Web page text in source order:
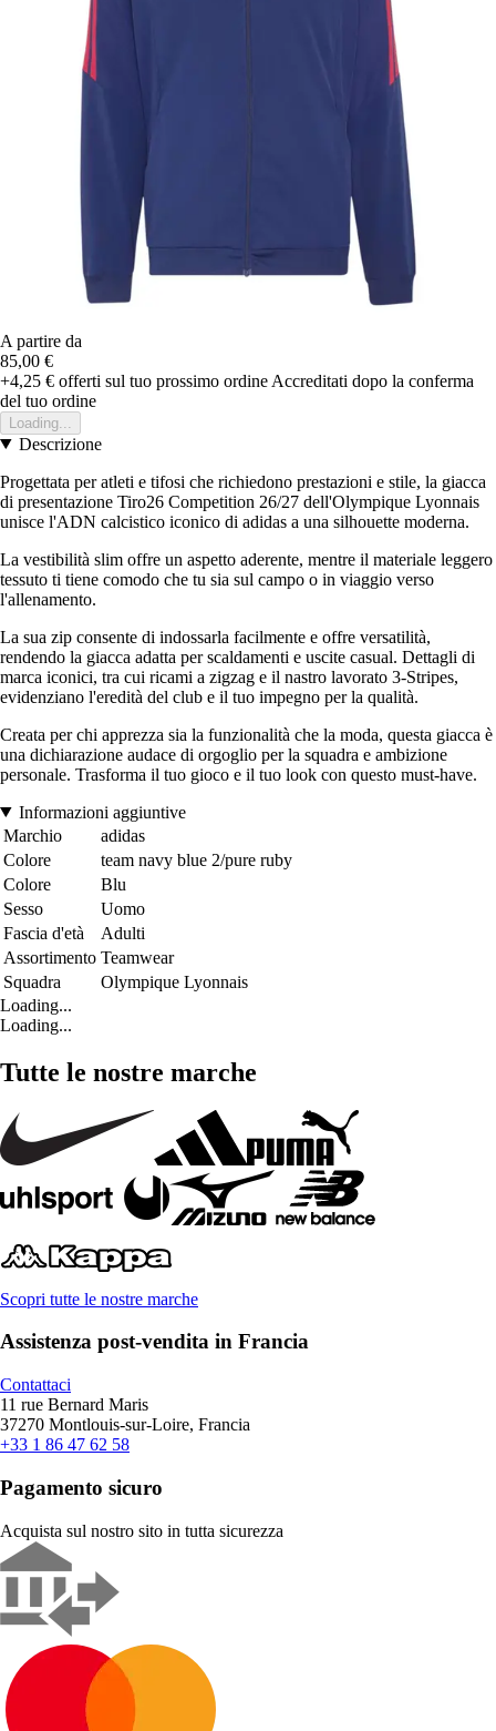
A partire da
85,00 €
+4,25 € offerti sul tuo prossimo ordine Accreditati dopo la conferma
del tuo ordine
Loading...
Descrizione
Progettata per atleti e tifosi che richiedono prestazioni e stile, la giacca
di presentazione Tiro26 Competition 26/27 dell'Olympique Lyonnais
unisce l'ADN calcistico iconico di adidas a una silhouette moderna.
La vestibilità slim offre un aspetto aderente, mentre il materiale leggero
tessuto ti tiene comodo che tu sia sul campo o in viaggio verso
l'allenamento.
La sua zip consente di indossarla facilmente e offre versatilità,
rendendo la giacca adatta per scaldamenti e uscite casual. Dettagli di
marca iconici, tra cui ricami a zigzag e il nastro lavorato 3-Stripes,
evidenziano l'eredità del club e il tuo impegno per la qualità.
Creata per chi apprezza sia la funzionalità che la moda, questa giacca è
una dichiarazione audace di orgoglio per la squadra e ambizione
personale. Trasforma il tuo gioco e il tuo look con questo must-have.
Informazioni aggiuntive
Marchio
adidas
Colore
team navy blue 2/pure ruby
Colore
Blu
Sesso
Uomo
Fascia d'età
Adulti
Assortimento Teamwear
Squadra
Olympique Lyonnais
Loading...
Loading...
Tutte le nostre marche
Scopri tutte le nostre marche
Assistenza post-vendita in Francia
Contattaci
11 rue Bernard Maris
37270 Montlouis-sur-Loire, Francia
+33 1 86 47 62 58
Pagamento sicuro
Acquista sul nostro sito in tutta sicurezza